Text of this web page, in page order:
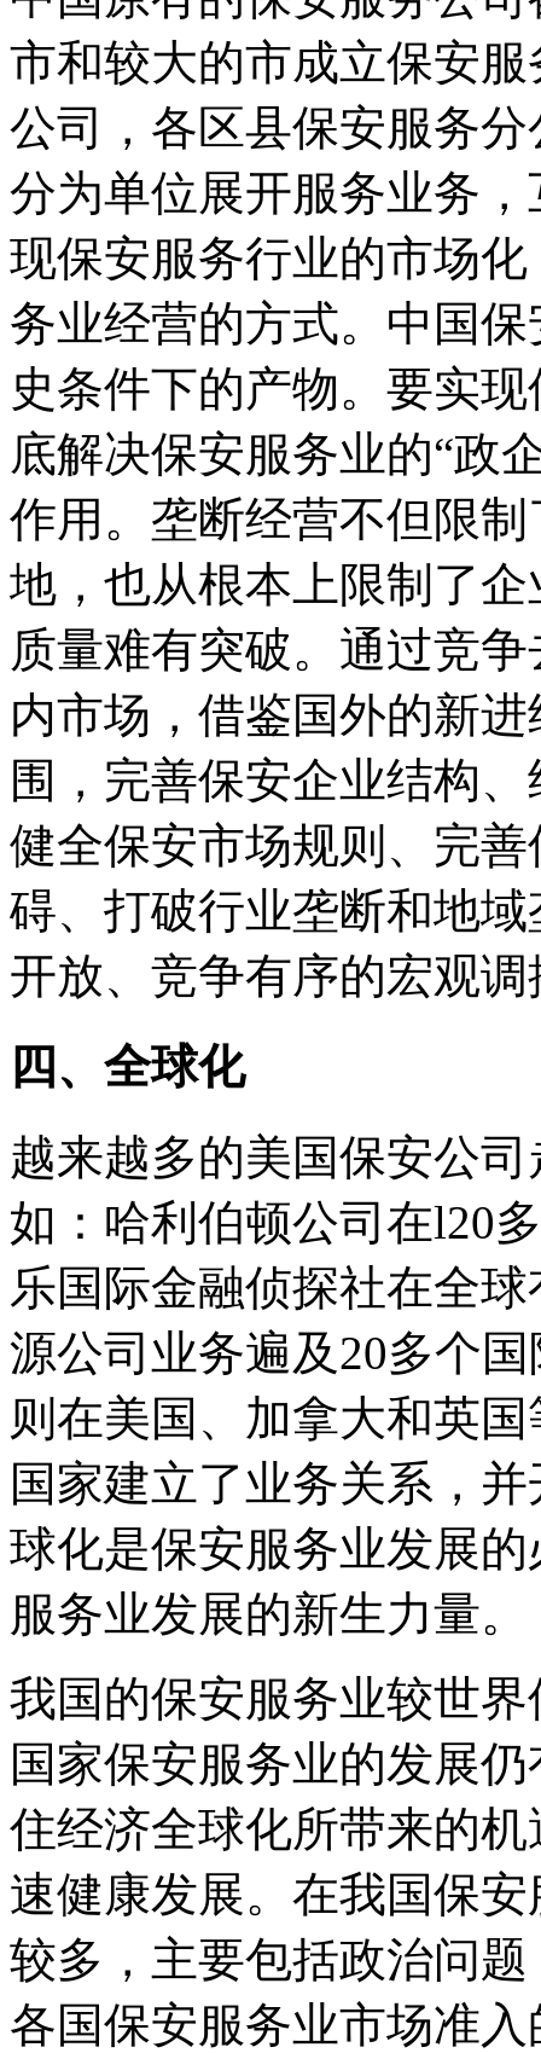
市和较大的市成立保安
公司，各区县保安服务
分为单位展开服务业务
现保安服务行业的市场
务业经营的方式。中国
史条件下的产物。要实
底解决保安服务业的“政
作用。垄断经营不但限
地，也从根本上限制了
质量难有突破。通过竞
内市场，借鉴国外的新
围，完善保安企业结构
健全保安市场规则、完
碍、打破行业垄断和地
开放、竞争有序的宏观
四、全球化
越来越多的美国保安公
如：哈利伯顿公司在l20
乐国际金融侦探社在全
源公司业务遍及20多个
则在美国、加拿大和英
国家建立了业务关系，
球化是保安服务业发展
服务业发展的新生力量。
我国的保安服务业较世
国家保安服务业的发展
住经济全球化所带来的
速健康发展。在我国保
较多，主要包括政治问
各国保安服务业市场准